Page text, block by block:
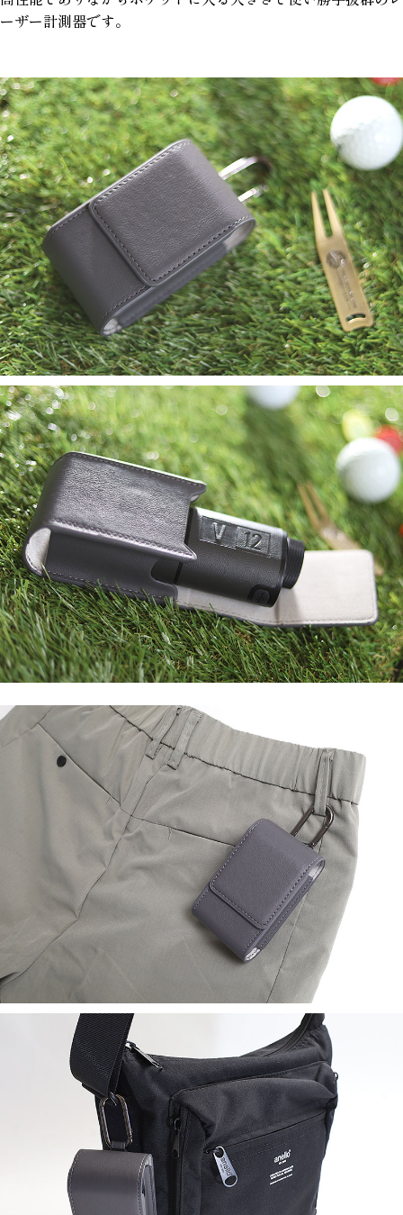
ーザー計測器です。